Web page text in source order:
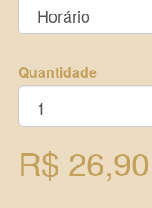
Quantidade
R$ 26,90